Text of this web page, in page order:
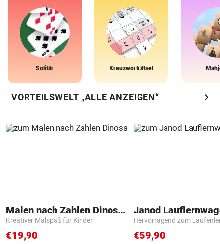
Solitär Kreuzworträtsel
VORTEILSWELT „ALLE ANZEIGEN“ chevron_right
Malen nach Zahlen Dinosaurier
Kreativer Malspaß für Kinder
€19,90
Janod
Hervorragend zum
€59,90